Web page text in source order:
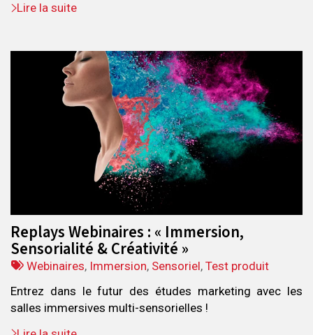
Lire la suite
Replays Webinaires : « Immersion,
Sensorialité & Créativité »
Tags
Webinaires, Immersion, Sensoriel,Test produit
Entrez dans le futur des études marketing avec les
salles immersives multi-sensorielles !